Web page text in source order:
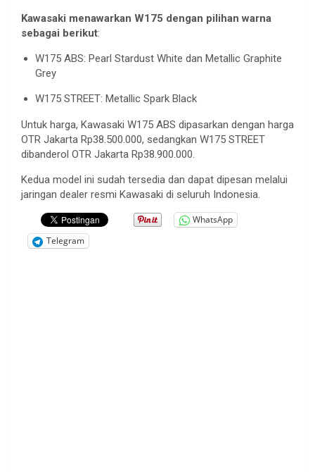
Kawasaki menawarkan W175 dengan pilihan warna
sebagai berikut:
W175 ABS: Pearl Stardust White dan Metallic Graphite
Grey
W175 STREET: Metallic Spark Black
Untuk harga, Kawasaki W175 ABS dipasarkan dengan harga
OTR Jakarta Rp38.500.000, sedangkan W175 STREET
dibanderol OTR Jakarta Rp38.900.000.
Kedua model ini sudah tersedia dan dapat dipesan melalui
jaringan dealer resmi Kawasaki di seluruh Indonesia.
WhatsApp
Telegram